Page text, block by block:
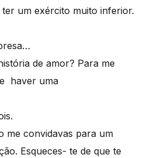
um exército muito inferior.
de amor? Para me
haver uma
me convidavas para um
Esqueces- te de que te